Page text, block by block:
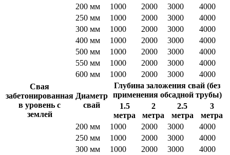
200 мм
1000 2000 3000
4000
250 мм
1000 2000 3000
4000
300 мм
1000 2000 3000
4000
400 мм
1000 2000 3000
4000
500 мм
1000 2000 3000
4000
550 мм
1000 2000 3000
4000
600 мм
1000 2000 3000
4000
Свая
забетонированная
в уровень с
землей
Диаметр
свай
Глубина заложения свай (без
применения обсадной трубы)
1.5
метра
2
метра
2.5
метра
3
метра
200 мм
1000 2000 3000
4000
250 мм
1000 2000 3000
4000
300 мм
1000 2000 3000
4000